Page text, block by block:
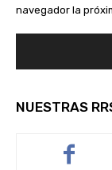
navegador la
NUESTRAS